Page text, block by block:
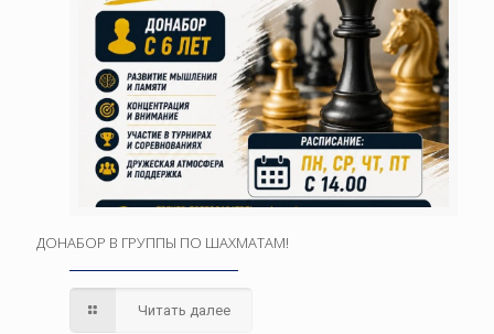
ДОНАБОР В ГРУППЫ ПО ШАХМАТАМ!
Читать далее